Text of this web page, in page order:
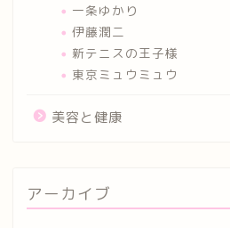
一条ゆかり
伊藤潤二
新テニスの王子様
東京ミュウミュウ
美容と健康
アーカイブ